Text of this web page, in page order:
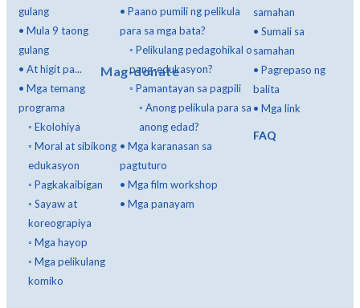
Mag-donate
gulang
• Mula 9 taong
gulang
• At higit pa...
• Mga temang
programa
◦ Ekolohiya
◦ Moral at sibikong
edukasyon
◦ Pagkakaibigan
◦ Sayaw at
koreograpiya
◦ Mga hayop
◦ Mga pelikulang
komiko
• Paano pumili ng pelikula
para sa mga bata?
◦ Pelikulang pedagohikal o
pang-edukasyon?
◦ Pamantayan sa pagpili
◦ Anong pelikula para sa
anong edad?
• Mga karanasan sa
pagtuturo
• Mga film workshop
• Mga panayam
samahan
•Sumali sa
samahan
•Pagrepaso ng
balita
•Mga link
FAQ